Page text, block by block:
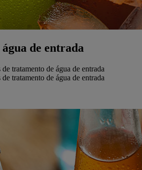
de entrada
tratamento de água de entrada
tratamento de água de entrada